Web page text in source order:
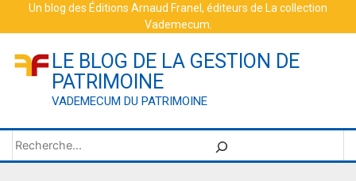
Un blog des Éditions Arnaud Franel , éditeurs de La collection
Vademecum
LE BLOG DE LA GESTION DE
PATRIMOINE
VADEMECUM DU PATRIMOINE
Rechercher